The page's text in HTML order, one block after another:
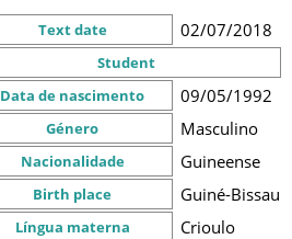
Text date 02/07/2018
Student
Data de nascimento
09/05/1992
Género Masculino
Nacionalidade Guineense
Birth place Guiné-Bissau
Língua materna Crioulo